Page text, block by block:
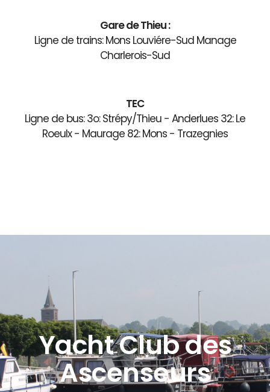
Gare de Thieu :
Ligne de trains: Mons Louviére-Sud Manage
Charlerois-Sud
TEC
Ligne de bus: 3o: Strépy/Thieu - Anderlues 32: Le
Roeulx - Maurage 82: Mons - Trazegnies
Yacht Club des
Ascenseurs